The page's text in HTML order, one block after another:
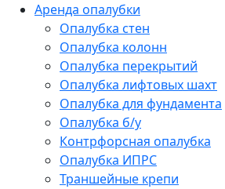
Аренда опалубки
Опалубка стен
Опалубка колонн
Опалубка перекрытий
Опалубка лифтовых шахт
Опалубка для фундамента
Опалубка б/у
Контрфорсная опалубка
Опалубка ИПРС
Траншейные крепи